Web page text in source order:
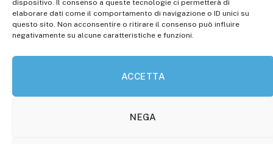
dispositivo. Il consenso a queste tecnologie ci permetterà di
elaborare dati come il comportamento di navigazione o ID unici su
questo sito. Non acconsentire o ritirare il consenso può influire
negativamente su alcune caratteristiche e funzioni.
ACCETTA
NEGA
commerciale@molisetabloid.it
Disclaimer